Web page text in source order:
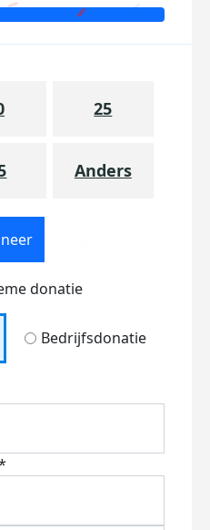
25
Anders
donatie
Bedrijfsdonatie